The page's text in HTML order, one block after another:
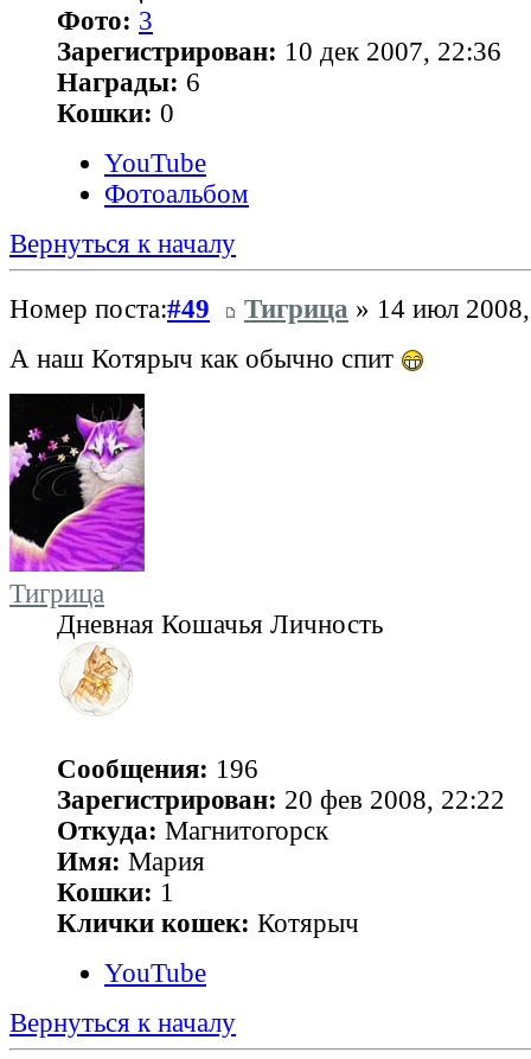
Фото: 3
Зарегистрирован: 10 дек 2007, 22:36
Награды: 6
Кошки: 0
YouTube
Фотоальбом
Вернуться к началу
Номер поста:#49 Тигрица » 14 июл
А наш Котярыч как обычно спит
Тигрица
Дневная Кошачья Личность
Сообщения: 196
Зарегистрирован: 20 фев 2008, 22:22
Откуда: Магнитогорск
Имя: Мария
Кошки: 1
Клички кошек: Котярыч
YouTube
Вернуться к началу